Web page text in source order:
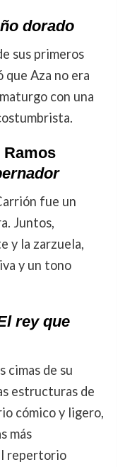
dorado
sus primeros
Aza no era
con una
Ramos
fue un
Juntos,
y la zarzuela,
y un tono
rey que
cimas de su
estructuras de
cómico y ligero,
más
repertorio